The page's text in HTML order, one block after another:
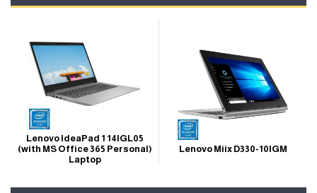
Lenovo Miix D330-10IGM
Lenovo IdeaPad 1 14IGL05
(with MS Office 365 Personal)
Laptop